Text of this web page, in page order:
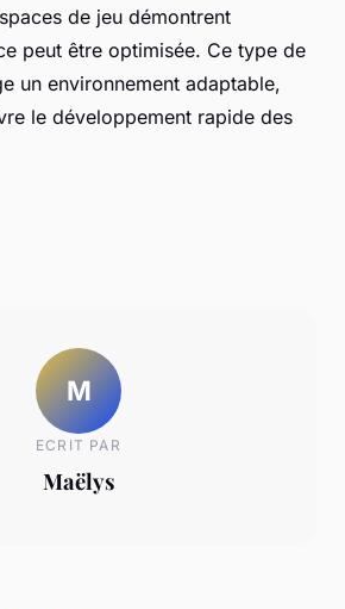
de jeu démontrent
peut être optimisée. Ce type de
un environnement adaptable,
le développement rapide des
M
ECRIT PAR
Maëlys